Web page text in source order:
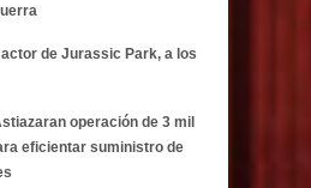
de Jurassic Park, a los
operación de 3 mil
eficientar suministro de